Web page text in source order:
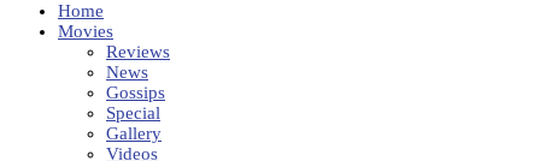
Home
Movies
Reviews
News
Gossips
Special
Gallery
Videos